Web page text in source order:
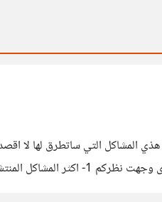
المشاكل التي ساتطرق لها لا
هذا المشكل فقط كيف تعتبره وكيف ترى في آخر كل مشكل ساكتب رايي حول